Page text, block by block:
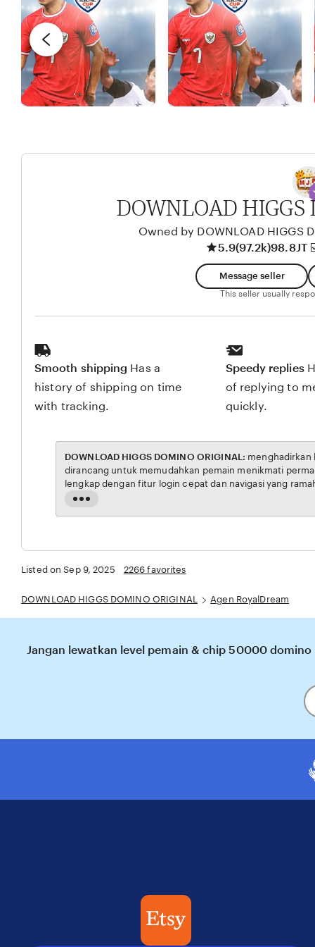
I
X
y
e
n
d
y
v
e
w
b
l
DOWNLOAD
Owned by DOWNLOAD HIGGS
5.9(97.2k)98.8JT
Message seller
This seller usually
Smooth shipping Has a
history of shipping on time
with tracking.
Speedy replies
of replying to
quickly.
Read
the
DOWNLOAD HIGGS DOMINO ORIGINAL:
dirancang untuk memudahkan pemain menikmati permainan RoyalDream dengan aman dan transparan,
lengkap dengan fitur login cepat dan navigasi yang ramah pengguna. Setiap transaksi dijamin aman,
sementara update hasil dan informasi permainan selalu tersedia secara real-time. Dengan DOWNLOAD HIGGS
Listed on Sep 9, 2025 2266 favorites
DOWNLOAD HIGGS DOMINO ORIGINAL Agen RoyalDream
Jangan lewatkan level pemain & chip 50000